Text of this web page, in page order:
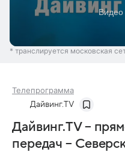
* транслируется московская
Телепрограмма
Дайвинг.TV
Дайвинг.TV –
передач –